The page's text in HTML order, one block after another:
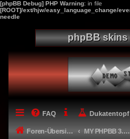
[phpBB Debug] PHP Warning: in file
[ROOT]/ext/hjw/easy_language_change/
needle
phpBB skins
FAQ Dukatentopf
Foren-Übersicht MY PHPBB 3.2.X STYLES